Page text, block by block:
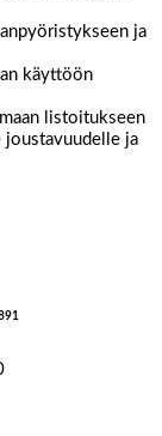
ja
käyttöön
listoitukseen
joustavuudelle ja